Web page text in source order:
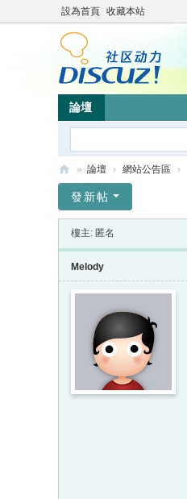
設為首頁 收藏本站
論壇
竹
» 論壇 › 網站公告區 ›
發新帖
樓主: 匿名
Melody